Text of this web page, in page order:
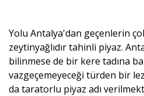
Yolu Antalya'dan geçenlerin
zeytinyağlıdır tahinli piyaz.
bilinmese de bir kere tadına
vazgeçemeyeceği türden bir
da taratorlu piyaz adı